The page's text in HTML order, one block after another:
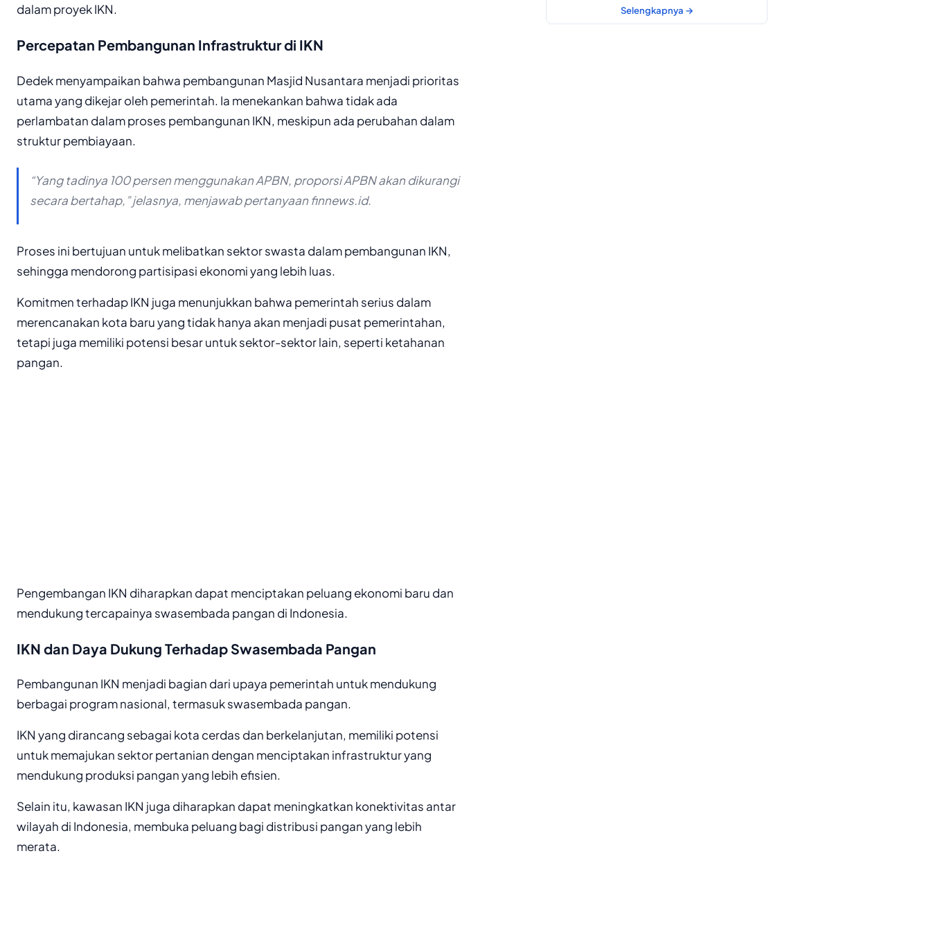
dalam proyek IKN.
Percepatan Pembangunan Infrastruktur di IKN
Dedek menyampaikan bahwa pembangunan Masjid Nusantara menjadi prioritas
utama yang dikejar oleh pemerintah. Ia menekankan bahwa tidak ada
perlambatan dalam proses pembangunan IKN, meskipun ada perubahan dalam
struktur pembiayaan.
“Yang tadinya 100 persen menggunakan APBN, proporsi APBN akan dikurangi
secara bertahap,” jelasnya, menjawab pertanyaan finnews.id.
Proses ini bertujuan untuk melibatkan sektor swasta dalam pembangunan IKN,
sehingga mendorong partisipasi ekonomi yang lebih luas.
Komitmen terhadap IKN juga menunjukkan bahwa pemerintah serius dalam
merencanakan kota baru yang tidak hanya akan menjadi pusat pemerintahan,
tetapi juga memiliki potensi besar untuk sektor-sektor lain, seperti ketahanan
pangan.
Pengembangan IKN diharapkan dapat menciptakan peluang ekonomi baru dan
mendukung tercapainya swasembada pangan di Indonesia.
IKN dan Daya Dukung Terhadap Swasembada Pangan
Pembangunan IKN menjadi bagian dari upaya pemerintah untuk mendukung
berbagai program nasional, termasuk swasembada pangan.
IKN yang dirancang sebagai kota cerdas dan berkelanjutan, memiliki potensi
untuk memajukan sektor pertanian dengan menciptakan infrastruktur yang
mendukung produksi pangan yang lebih efisien.
Selain itu, kawasan IKN juga diharapkan dapat meningkatkan konektivitas antar
wilayah di Indonesia, membuka peluang bagi distribusi pangan yang lebih
merata.
Selengkapnya →